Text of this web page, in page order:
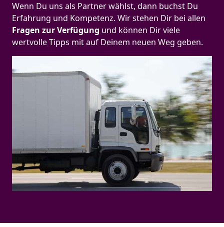
Wenn Du uns als Partner wählst, dann buchst Du
Erfahrung und Kompetenz. Wir stehen Dir bei allen
Fragen zur Verfügung und können Dir viele
wertvolle Tipps mit auf Deinem neuen Weg geben.